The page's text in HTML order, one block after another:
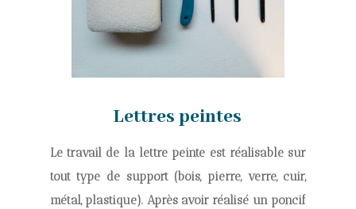
Lettres peintes
Le travail de la lettre peinte est réalisable sur
tout type de support (bois, pierre, verre, cuir,
métal, plastique). Après avoir réalisé un poncif